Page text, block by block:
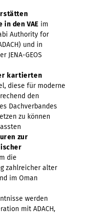
den VAE im
Authority for
und in
JENA-GEOS
kartierten
diese für moderne
den
Dachverbandes
zu können
zur
die
zahlreicher alter
im Oman
werden
mit ADACH,